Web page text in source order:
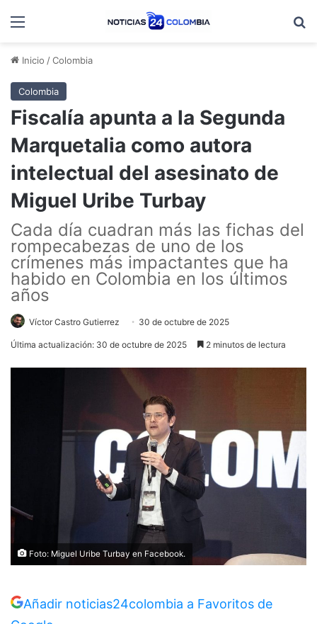
Menú
Inicio /Colombia
Colombia
Fiscalía apunta a la Segunda
Marquetalia como autora
intelectual del asesinato de
Miguel Uribe Turbay
Cada día cuadran más las fichas del
rompecabezas de uno de los
crímenes más impactantes que ha
habido en Colombia en los últimos
años
Víctor Castro Gutierrez 30 de octubre de 2025
Última actualización: 30 de octubre de 2025 2 minutos de lectura
Foto: Miguel Uribe Turbay en Facebook.
Añadir noticias24colombia a Favoritos de